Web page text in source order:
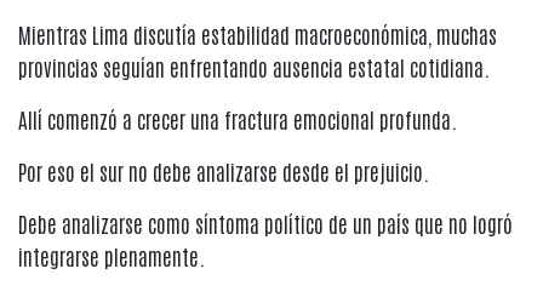
Mientras Lima discutía estabilidad macroeconómica, muchas
provincias seguían enfrentando ausencia estatal cotidiana.
Allí comenzó a crecer una fractura emocional profunda.
Por eso el sur no debe analizarse desde el prejuicio.
Debe analizarse como síntoma político de un país que no logró
integrarse plenamente.